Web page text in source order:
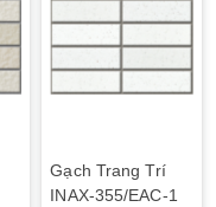
Gạch Trang Trí
INAX-355/EAC-1